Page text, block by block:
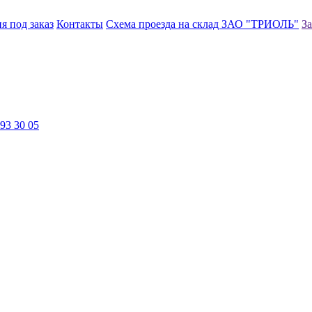
под заказ Контакты Схема проезда на склад ЗАО "ТРИОЛЬ"
30 05